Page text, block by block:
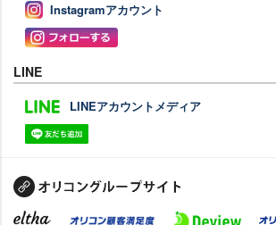
Instagramアカウント
LINE
LINEアカウントメディア